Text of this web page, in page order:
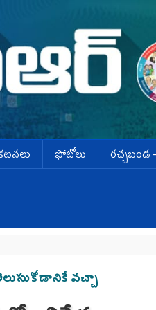
ఫోటోలు ర‌చ్చ‌బండ‌
వచ్చా